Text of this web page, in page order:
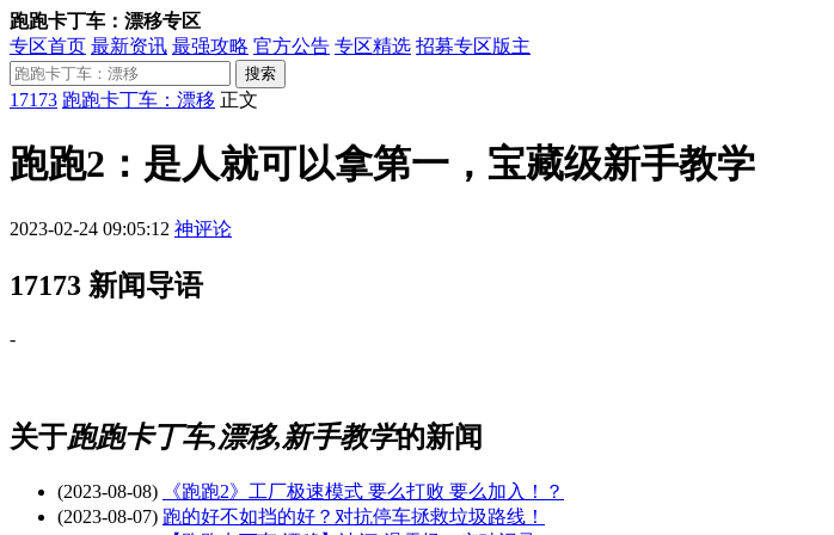
跑跑卡丁车：漂移专区
专区首页 最新资讯 最强攻略 官方公告 专区精选 招募专区版主
搜索
17173 跑跑卡丁车：漂移 正文
跑跑2：是人就可以拿第一，宝藏级新手教学
2023-02-24 09:05:12 神评论
17173 新闻导语
-
关于跑跑卡丁车,漂移,新手教学的新闻
(2023-08-08)
《跑跑2》工厂极速模式 要么打败 要么加入！？
(2023-08-07) 跑的好不如挡的好？对抗停车拯救垃圾路线！